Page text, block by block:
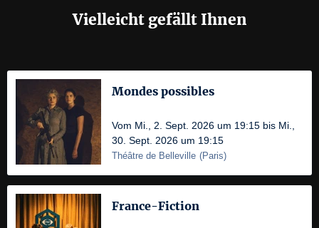
Vielleicht gefällt Ihnen
Mondes possibles
Vom Mi., 2. Sept. 2026 um 19:15 bis Mi.,
30. Sept. 2026 um 19:15
Théâtre de Belleville (Paris)
France-Fiction